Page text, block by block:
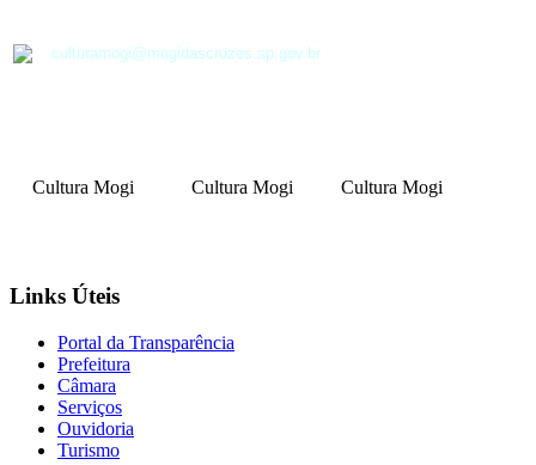
culturamogi@mogidascruzes.sp.gov.br
Cultura Mogi Cultura Mogi Cultura Mogi
Links Úteis
Portal da Transparência
Prefeitura
Câmara
Serviços
Ouvidoria
Turismo